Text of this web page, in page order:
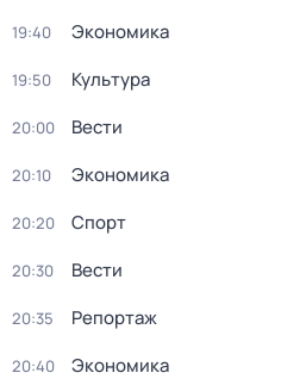
19:40 Экономика
19:50 Культура
20:00 Вести
20:10 Экономика
20:20 Спорт
20:30 Вести
20:35 Репортаж
20:40 Экономика